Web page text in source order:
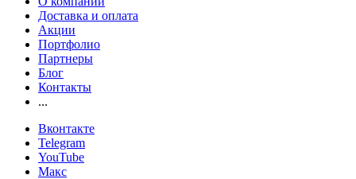
Доставка и оплата
Акции
Портфолио
Партнеры
Блог
Контакты
...
Вконтакте
Telegram
YouTube
Макс